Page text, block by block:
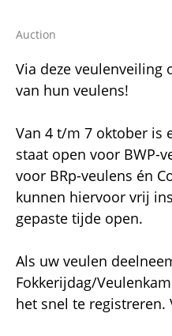
Auction
Via deze veulenveiling
van hun veulens!
Van 4 t/m 7 oktober is
staat open voor BWP-
voor BRp-veulens én
kunnen hiervoor vrij
gepaste tijde open.
Als uw veulen
Fokkerijdag/
het snel te registreren.